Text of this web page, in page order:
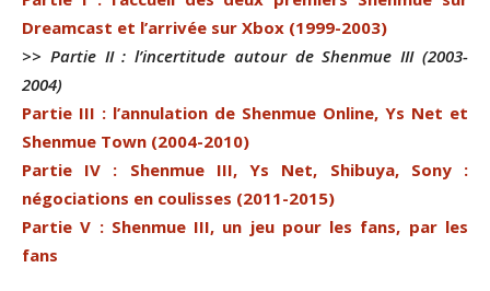
Dreamcast et l’arrivée sur Xbox (1999-2003)
>> Partie II : l’incertitude autour de Shenmue III (2003-
2004)
Partie III : l’annulation de Shenmue Online, Ys Net et
Shenmue Town (2004-2010)
Partie IV : Shenmue III, Ys Net, Shibuya, Sony :
négociations en coulisses (2011-2015)
Partie V : Shenmue III, un jeu pour les fans, par les
fans